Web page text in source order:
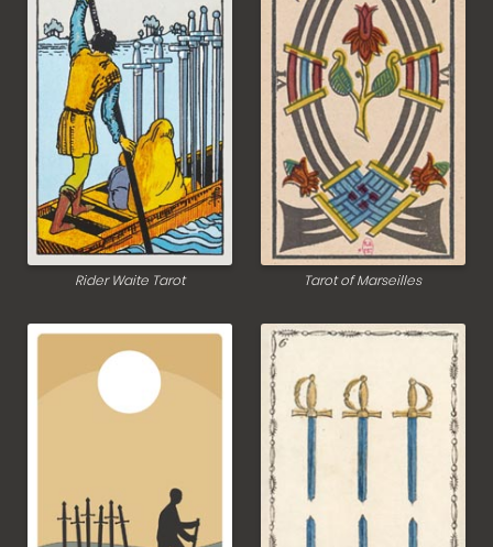
Rider Waite Tarot Tarot of Marseilles